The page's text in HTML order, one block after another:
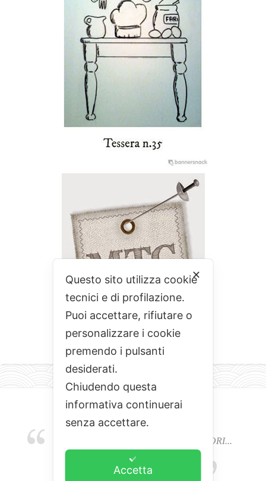
EMOZIONI, COLORI, ODORI E SAPORI...
L'ALCHIMIA DEL BUON CIBO
✕
Questo sito utilizza cookie
tecnici e di profilazione.
Puoi accettare, rifiutare o
personalizzare i cookie
premendo i pulsanti
desiderati.
Chiudendo questa
informativa continuerai
senza accettare.
Accetta